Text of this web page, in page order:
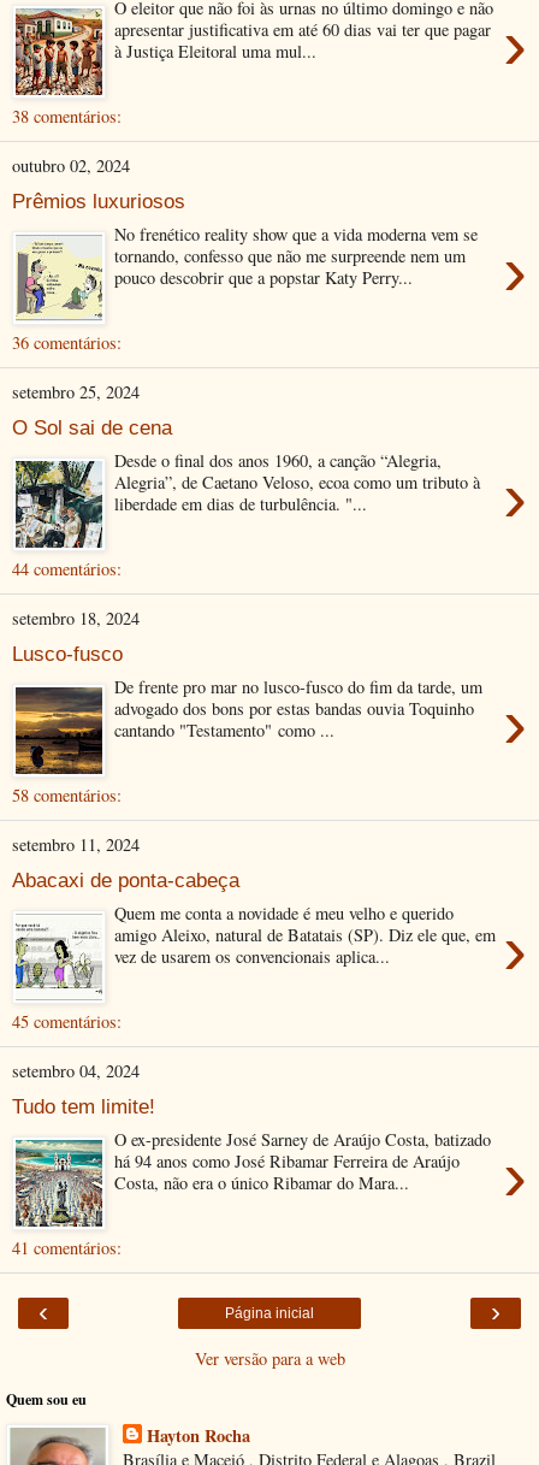
›
O eleitor que não foi às urnas no último domingo e não
apresentar justificativa em até 60 dias vai ter que pagar
à Justiça Eleitoral uma mul...
38 comentários:
outubro 02, 2024
Prêmios luxuriosos
›
No frenético reality show que a vida moderna vem se
tornando, confesso que não me surpreende nem um
pouco descobrir que a popstar Katy Perry...
36 comentários:
setembro 25, 2024
O Sol sai de cena
›
Desde o final dos anos 1960, a canção “Alegria,
Alegria”, de Caetano Veloso, ecoa como um tributo à
liberdade em dias de turbulência. "...
44 comentários:
setembro 18, 2024
Lusco-fusco
›
De frente pro mar no lusco-fusco do fim da tarde, um
advogado dos bons por estas bandas ouvia Toquinho
cantando "Testamento" como ...
58 comentários:
setembro 11, 2024
Abacaxi de ponta-cabeça
›
Quem me conta a novidade é meu velho e querido
amigo Aleixo, natural de Batatais (SP). Diz ele que, em
vez de usarem os convencionais aplica...
45 comentários:
setembro 04, 2024
Tudo tem limite!
›
O ex-presidente José Sarney de Araújo Costa, batizado
há 94 anos como José Ribamar Ferreira de Araújo
Costa, não era o único Ribamar do Mara...
41 comentários:
‹ ›
Página inicial
Ver versão para a web
Quem sou eu
Hayton Rocha
Brasília e Maceió , Distrito Federal e Alagoas , Brazil